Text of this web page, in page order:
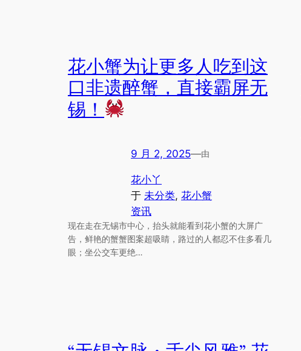
花小蟹为让更多人吃到这
口非遗醉蟹，直接霸屏无
锡！
9 月 2, 2025—由
花小丫
于 未分类, 花小蟹
资讯
现在走在无锡市中心，抬头就能看到花小蟹的大屏广
告，鲜艳的蟹蟹图案超吸睛，路过的人都忍不住多看几
眼；坐公交车更绝…